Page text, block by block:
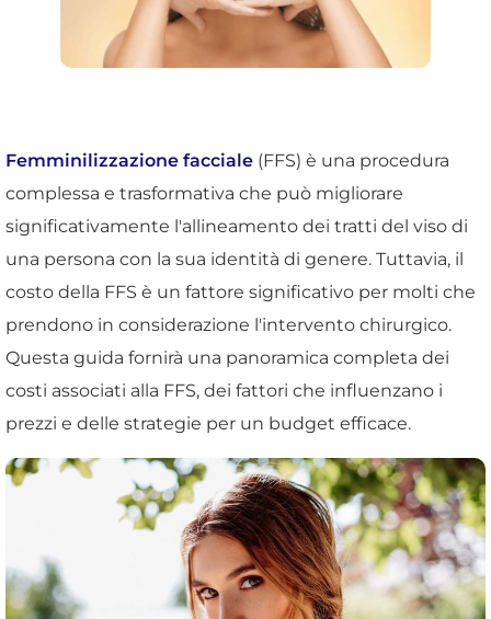
Femminilizzazione facciale (FFS) è una procedura
complessa e trasformativa che può migliorare
significativamente l'allineamento dei tratti del viso di
una persona con la sua identità di genere. Tuttavia, il
costo della FFS è un fattore significativo per molti che
prendono in considerazione l'intervento chirurgico.
Questa guida fornirà una panoramica completa dei
costi associati alla FFS, dei fattori che influenzano i
prezzi e delle strategie per un budget efficace.